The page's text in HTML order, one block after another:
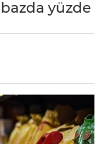
bazda yüzde